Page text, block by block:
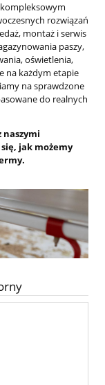
rozwiązań
montaż i serwis
paszy,
oświetlenia,
na każdym etapie
na sprawdzone
do realnych
naszymi
jak możemy